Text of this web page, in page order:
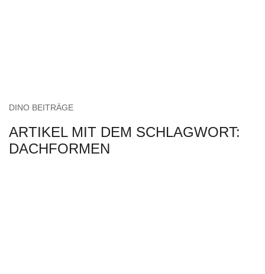
DINO BEITRÄGE
ARTIKEL MIT DEM SCHLAGWORT:
DACHFORMEN